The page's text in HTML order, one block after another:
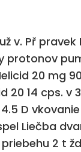
v. Př
20 mg
14 cps.
D
Liečba
2 t